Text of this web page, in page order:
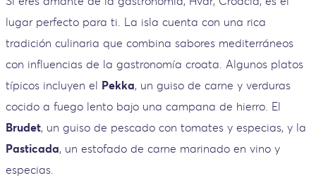
lugar perfecto para ti. La isla cuenta con una rica
tradición culinaria que combina sabores mediterráneos
con influencias de la gastronomía croata. Algunos platos
típicos incluyen el Pekka, un guiso de carne y verduras
cocido a fuego lento bajo una campana de hierro. El
Brudet, un guiso de pescado con tomates y especias, y la
Pasticada, un estofado de carne marinado en vino y
especias.